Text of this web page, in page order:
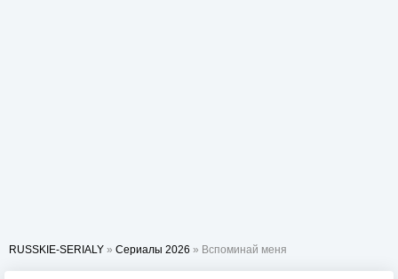
RUSSKIE-SERIALY » Сериалы 2026 » Вспоминай меня